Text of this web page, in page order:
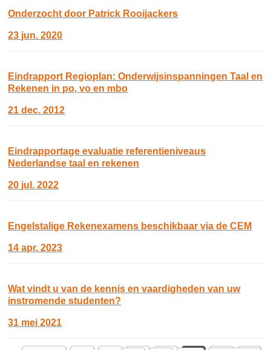
Onderzocht door Patrick Rooijackers
23 jun. 2020
Eindrapport Regioplan: Onderwijsinspanningen Taal en
Rekenen in po, vo en mbo
21 dec. 2012
Eindrapportage evaluatie referentieniveaus
Nederlandse taal en rekenen
20 jul. 2022
Engelstalige Rekenexamens beschikbaar via de CEM
14 apr. 2023
Wat vindt u van de kennis en vaardigheden van uw
instromende studenten?
31 mei 2021